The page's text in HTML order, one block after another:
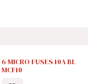
6 MICRO FUSES 10A BL
MCF10